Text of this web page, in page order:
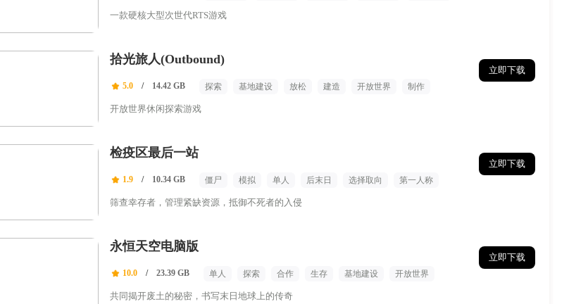
动作角色扮演
一款硬核大型次世代RTS游戏
拾光旅人(Outbound)
5.0 / 14.42 GB 探索 基地建设 放松 建造 开放世界 制作
开放世界休闲探索游戏
立即下载
检疫区最后一站
1.9 / 10.34 GB 僵尸 模拟 单人 后末日 选择取向 第一人称
筛查幸存者，管理紧缺资源，抵御不死者的入侵
立即下载
永恒天空电脑版
10.0 / 23.39 GB 单人 探索 合作 生存 基地建设 开放世界
共同揭开废土的秘密，书写末日地球上的传奇
立即下载